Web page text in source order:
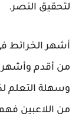
لتحقيق النصر.
من أقدم وأشهر
وسهلة التعلم
من اللاعبين